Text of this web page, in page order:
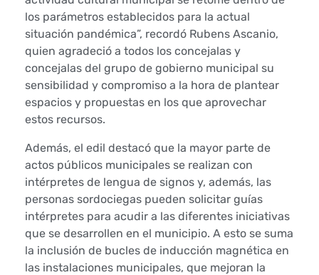
s
o
r
d
a
s
y
s
o
los parámetros establecidos para la actual
situación pandémica”, recordó Rubens Ascanio,
quien agradeció a todos los concejalas y
concejalas del grupo de gobierno municipal su
sensibilidad y compromiso a la hora de plantear
espacios y propuestas en los que aprovechar
estos recursos.
Además, el edil destacó que la mayor parte de
actos públicos municipales se realizan con
intérpretes de lengua de signos y, además, las
personas sordociegas pueden solicitar guías
intérpretes para acudir a las diferentes iniciativas
que se desarrollen en el municipio. A esto se suma
la inclusión de bucles de inducción magnética en
las instalaciones municipales, que mejoran la